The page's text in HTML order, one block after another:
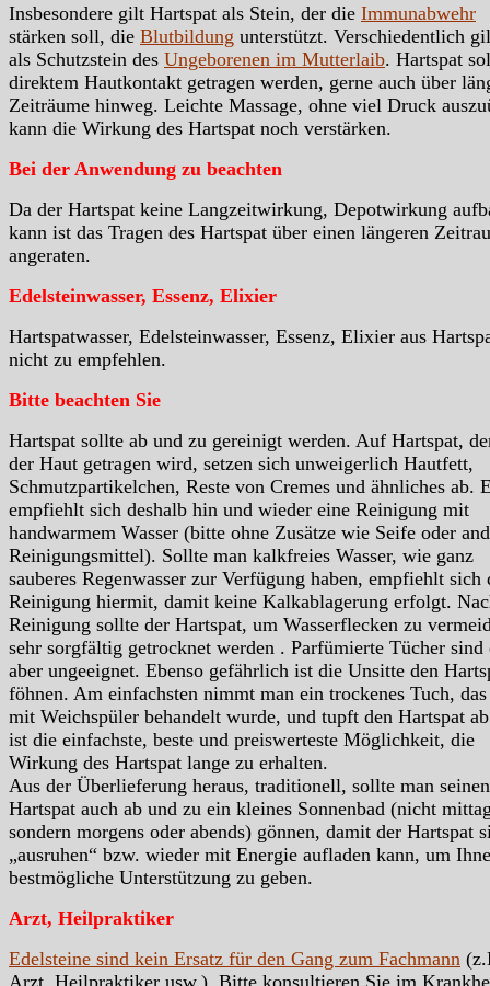
Insbesondere gilt Hartspat als Stein, der die Immunabwehr
stärken soll, die Blutbildung unterstützt. Verschiedentlich
als Schutzstein des Ungeborenen im Mutterlaib. Hartspat
direktem Hautkontakt getragen werden, gerne auch über
Zeiträume hinweg. Leichte Massage, ohne viel Druck
kann die Wirkung des Hartspat noch verstärken.
Bei der Anwendung zu beachten
Da der Hartspat keine Langzeitwirkung, Depotwirkung
kann ist das Tragen des Hartspat über einen längeren
angeraten.
Edelsteinwasser, Essenz, Elixier
Hartspatwasser, Edelsteinwasser, Essenz, Elixier aus
nicht zu empfehlen.
Bitte beachten Sie
Hartspat sollte ab und zu gereinigt werden. Auf Hartspat,
der Haut getragen wird, setzen sich unweigerlich Hautfett,
Schmutzpartikelchen, Reste von Cremes und ähnliches ab.
empfiehlt sich deshalb hin und wieder eine Reinigung mit
handwarmem Wasser (bitte ohne Zusätze wie Seife oder
Reinigungsmittel). Sollte man kalkfreies Wasser, wie ganz
sauberes Regenwasser zur Verfügung haben, empfiehlt sich
Reinigung hiermit, damit keine Kalkablagerung erfolgt.
Reinigung sollte der Hartspat, um Wasserflecken zu
sehr sorgfältig getrocknet werden . Parfümierte Tücher sind
aber ungeeignet. Ebenso gefährlich ist die Unsitte den
föhnen. Am einfachsten nimmt man ein trockenes Tuch,
mit Weichspüler behandelt wurde, und tupft den Hartspat
ist die einfachste, beste und preiswerteste Möglichkeit, die
Wirkung des Hartspat lange zu erhalten.
Aus der Überlieferung heraus, traditionell, sollte man seinen
Hartspat auch ab und zu ein kleines Sonnenbad (nicht
sondern morgens oder abends) gönnen, damit der Hartspat
„ausruhen“ bzw. wieder mit Energie aufladen kann, um
bestmögliche Unterstützung zu geben.
Arzt, Heilpraktiker
Edelsteine sind kein Ersatz für den Gang zum Fachmann
Arzt, Heilpraktiker usw.). Bitte konsultieren Sie im